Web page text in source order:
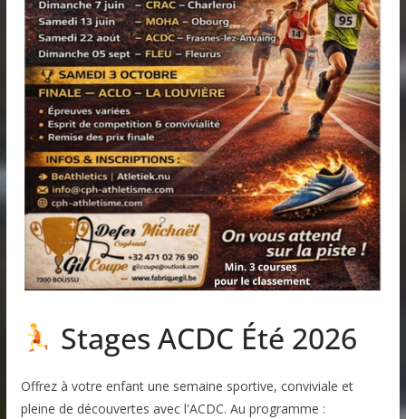
Stages ACDC Été 2026
Offrez à votre enfant une semaine sportive, conviviale et
pleine de découvertes avec l'ACDC. Au programme :